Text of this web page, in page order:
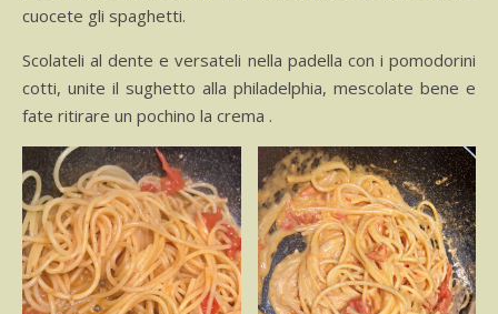
cuocete gli spaghetti.
Scolateli al dente e versateli nella padella con i pomodorini
cotti, unite il sughetto alla philadelphia, mescolate bene e
fate ritirare un pochino la crema .